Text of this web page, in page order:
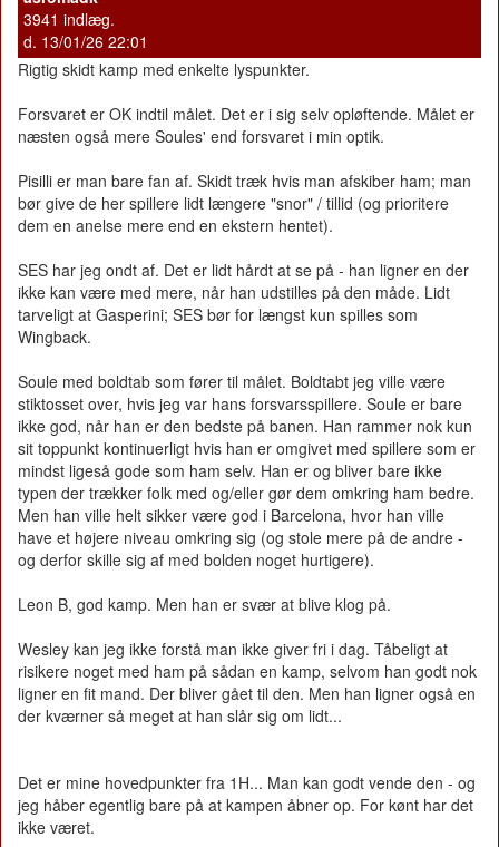
3941 indlæg.
d. 13/01/26 22:01
Rigtig skidt kamp med enkelte lyspunkter.
Forsvaret er OK indtil målet. Det er i sig selv opløftende. Målet er
næsten også mere Soules' end forsvaret i min optik.
Pisilli er man bare fan af. Skidt træk hvis man afskiber ham; man
bør give de her spillere lidt længere "snor" / tillid (og prioritere
dem en anelse mere end en ekstern hentet).
SES har jeg ondt af. Det er lidt hårdt at se på - han ligner en der
ikke kan være med mere, når han udstilles på den måde. Lidt
tarveligt at Gasperini; SES bør for længst kun spilles som
Wingback.
Soule med boldtab som fører til målet. Boldtabt jeg ville være
stiktosset over, hvis jeg var hans forsvarsspillere. Soule er bare
ikke god, når han er den bedste på banen. Han rammer nok kun
sit toppunkt kontinuerligt hvis han er omgivet med spillere som er
mindst ligeså gode som ham selv. Han er og bliver bare ikke
typen der trækker folk med og/eller gør dem omkring ham bedre.
Men han ville helt sikker være god i Barcelona, hvor han ville
have et højere niveau omkring sig (og stole mere på de andre -
og derfor skille sig af med bolden noget hurtigere).
Leon B, god kamp. Men han er svær at blive klog på.
Wesley kan jeg ikke forstå man ikke giver fri i dag. Tåbeligt at
risikere noget med ham på sådan en kamp, selvom han godt nok
ligner en fit mand. Der bliver gået til den. Men han ligner også en
der kværner så meget at han slår sig om lidt...
Det er mine hovedpunkter fra 1H... Man kan godt vende den - og
jeg håber egentlig bare på at kampen åbner op. For kønt har det
ikke været.